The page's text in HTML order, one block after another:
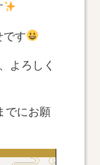
です
よろしく
でにお願